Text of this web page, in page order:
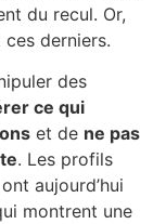
du recul. Or,
derniers.
des
ce qui
et de ne pas
. Les profils
aujourd’hui
montrent une